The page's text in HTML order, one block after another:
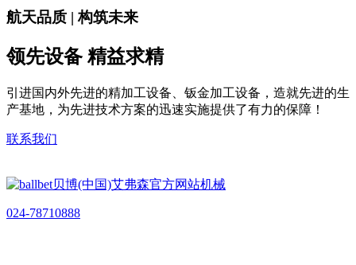
航天品质 | 构筑未来
领先设备 精益求精
引进国内外先进的精加工设备、钣金加工设备，造就先进的生
产基地，为先进技术方案的迅速实施提供了有力的保障！
联系我们
024-78710888